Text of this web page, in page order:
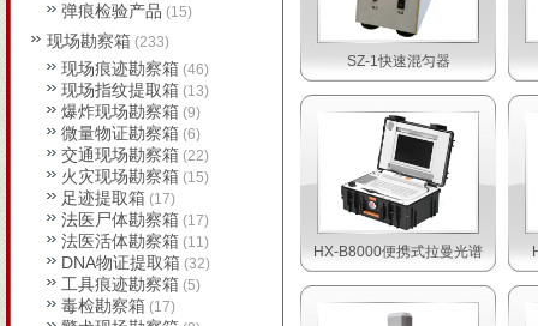
SZ-1快速混匀器
HX-B8000便携式拉曼光谱
弹痕检验产品 (15)
现场勘察箱 (233)
现场痕迹勘察箱 (46)
现场指纹提取箱 (13)
爆炸现场勘察箱 (9)
微量物证勘察箱 (6)
交通现场勘察箱 (22)
火灾现场勘察箱 (15)
足迹提取箱 (17)
法医尸体勘察箱 (17)
法医活体勘察箱 (11)
DNA物证提取箱 (32)
工具痕迹勘察箱 (5)
毒检勘察箱 (17)